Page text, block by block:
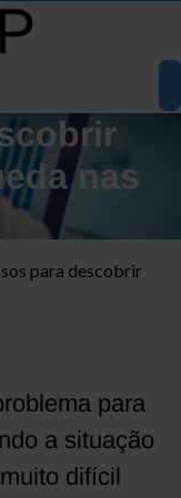
nas
para descobrir
para
a situação
difícil